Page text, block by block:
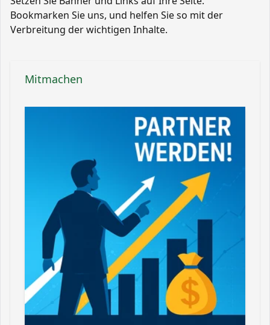
Bookmarken Sie uns, und helfen Sie so mit der
Verbreitung der wichtigen Inhalte.
Mitmachen